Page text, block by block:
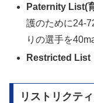
Paternity List(
護のために24-
りの選手を
Restricted List
リストリクテ